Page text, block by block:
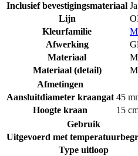
Inclusief bevestigingsmateriaal Ja
Lijn
Kleurfamilie
Afwerking
Materiaal
Materiaal (detail)
Afmetingen
Aansluitdiameter kraangat 45
Hoogte kraan
15
Gebruik
Uitgevoerd met
Type uitloop